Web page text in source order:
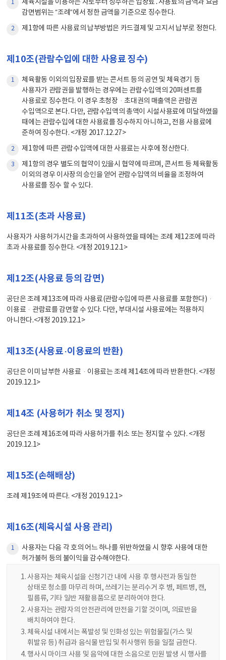
1
체육시설을 이용하는 자로부터 징수하는 입장료․사용료의 금액과 요금
감면범위는 “조례”에서 정한 금액을 기준으로 징수한다.
2 제1항에 따른 사용료의 납부방법은 카드결제 및 고지서 납부로 정한다.
제10조(관람수입에 대한 사용료 징수)
1
체육활동 이외의 입장료를 받는 콘서트 등의 공연 및 체육경기 등
사용자가 관람권을 발행하는 경우에는 관람수입액의 20퍼센트를
사용료로 징수한다. 이 경우 초청장·초대권의 매출액은 관람권
수입액으로 본다. 다만, 관람수입액의 총액이 시설사용료에 미달하였을
때에는 관람수입에 대한 사용료를 징수하지 아니하고, 전용 사용료에
준하여 징수한다. <개정 2017.12.27>
2 제1항에 따른 관람수입액에 대한 사용료는 사후에 정산한다.
3
제1항의 경우 별도의 협약이 있을시 협약에 따르며, 콘서트 등 체육활동
이외의 경우 이사장의 승인을 얻어 관람수입액의 비율을 조정하여
사용료를 징수 할 수 있다.
제11조(초과 사용료)
사용자가 사용허가시간을 초과하여 사용하였을 때에는 조례 제12조에 따라
초과 사용료를 징수한다. <개정 2019.12.1>
제12조(사용료 등의 감면)
공단은 조례 제13조에 따라 사용료(관람수입에 따른 사용료를 포함한다)·
이용료·관람료를 감면할 수 있다. 다만, 부대시설 사용료에는 적용하지
아니한다.<개정 2019.12.1>
제13조(사용료·이용료의 반환)
공단은 이미 납부한 사용료·이용료는 조례 제14조에 따라 반환한다. <개정
2019.12.1>
제14조 (사용허가 취소 및 정지)
공단은 조례 제16조에 따라 사용허가를 취소 또는 정지할 수 있다. <개정
2019.12.1>
제15조(손해배상)
조례 제19조에 따른다. <개정 2019.12.1>
제16조(체육시설 사용 관리)
1
사용자는 다음 각 호의 어느 하나를 위반하였을 시 향후 사용에 대한
허가불허 등의 불이익을 감수해야한다.
사용자는 체육시설을 신청기간 내에 사용 후 행사전과 동일한
상태로 청소를 마무리 하며, 쓰레기는 분리수거 후 병, 페트병, 캔,
필름류, 기타 일반 재활용품으로 분리하여야 한다.
사용자는 관람자의 안전관리에 만전을 기할 것이며, 의료반을
배치하여야 한다.
체육시설 내에서는 폭발성 및 인화성 있는 위험물질(가스 및
휘발유 등) 취급과 음식물 반입 및 취사행위 등을 일절 금한다.
행사시 마이크 사용 및 음악에 대한 소음으로 민원 발생 시 행사를